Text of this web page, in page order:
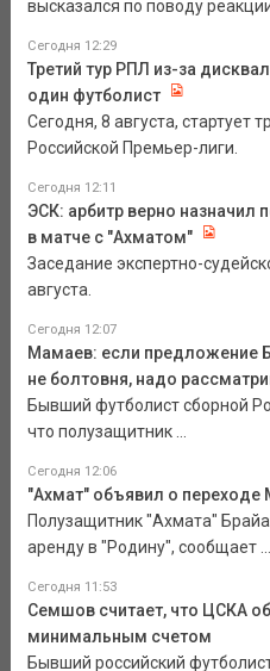
высказался по поводу реакции
Сегодня 12:29
Третий тур РПЛ из-за
один футболист
Сегодня, 8 августа, стартует
Российской Премьер-лиги.
Сегодня 12:11
ЭСК: арбитр верно назначил
в матче с "Ахматом"
Заседание экспертно-
августа.
Сегодня 12:07
Мамаев: если предложение
не болтовня, надо
Бывший футболист сборной
что полузащитник ...
Сегодня 12:06
"Ахмат" объявил о переходе
Полузащитник "Ахмата"
аренду в "Родину", сообщает ...
Сегодня 11:53
Семшов считает, что ЦСКА
минимальным счетом
Бывший российский